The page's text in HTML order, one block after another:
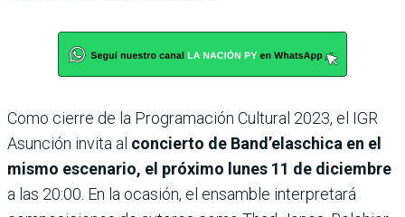
Como cierre de la Programación Cultural 2023, el IGR
Asunción invita al concierto de Band’elaschica en el
mismo escenario, el próximo lunes 11 de diciembre
a las 20:00. En la ocasión, el ensamble interpretará